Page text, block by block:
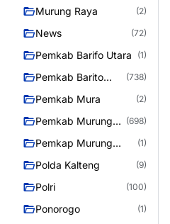
Murung Raya (2)
News (72)
Pemkab Barifo Utara (1)
Pemkab Barito
(738)
Pemkab Mura (2)
Pemkab Murung
(698)
Pemkap Murung
(1)
Polda Kalteng (9)
Polri (100)
Ponorogo (1)